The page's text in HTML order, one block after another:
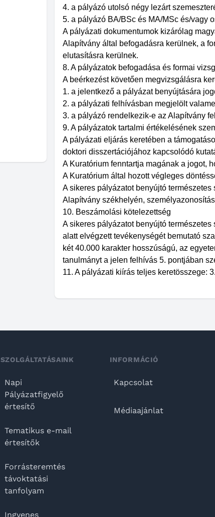
4. a pályázó utolsó négy lezárt
5. a pályázó BA/BSc és MA/MSc és/vagy
A pályázati dokumentumok kizárólag
Alapítvány által befogadásra kerülnek, a
elutasításra kerülnek.
8. A pályázatok befogadása és formai
A beérkezést követően megvizsgálásra
1. a jelentkező a pályázat benyújtására
2. a pályázati felhívásban megjelölt
3. a pályázó rendelkezik-e az Alapítvány
9. A pályázatok tartalmi értékelésének
A pályázati eljárás keretében a
doktori disszertációjához kapcsolódó
A Kuratórium fenntartja magának a jogot,
A Kuratórium által hozott végleges
A sikeres pályázatot benyújtó
Alapítvány székhelyén,
10. Beszámolási kötelezettség
A sikeres pályázatot benyújtó
alatt elvégzett tevékenységét bemutató
két 40.000 karakter hosszúságú, az
tanulmányt a jelen felhívás 5. pontjában
11. A pályázati kiírás teljes keretösszege:
SZOLGÁLTATÁSAINK
Napi
Pályázatfigyelő
értesítő
Tematikus e-mail
értesítők
Forrásteremtés
távoktatási
tanfolyam
Ingyenes
INFORMÁCIÓ
Kapcsolat
Médiaajánlat